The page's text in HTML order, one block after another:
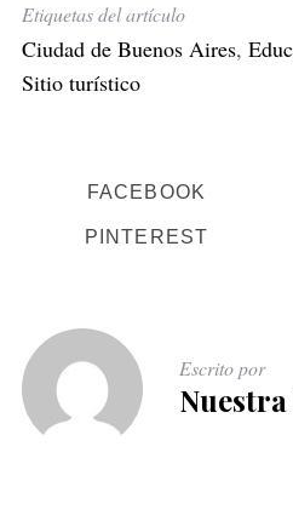
Etiquetas del artículo
Ciudad de Buenos Aires,
Sitio turístico
FACEBOOK
PINTEREST
Escrito por